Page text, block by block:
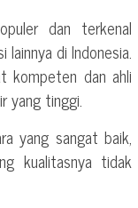
dan terkenal
di Indonesia.
kompeten dan ahli
yang tinggi.
yang sangat baik,
kualitasnya tidak